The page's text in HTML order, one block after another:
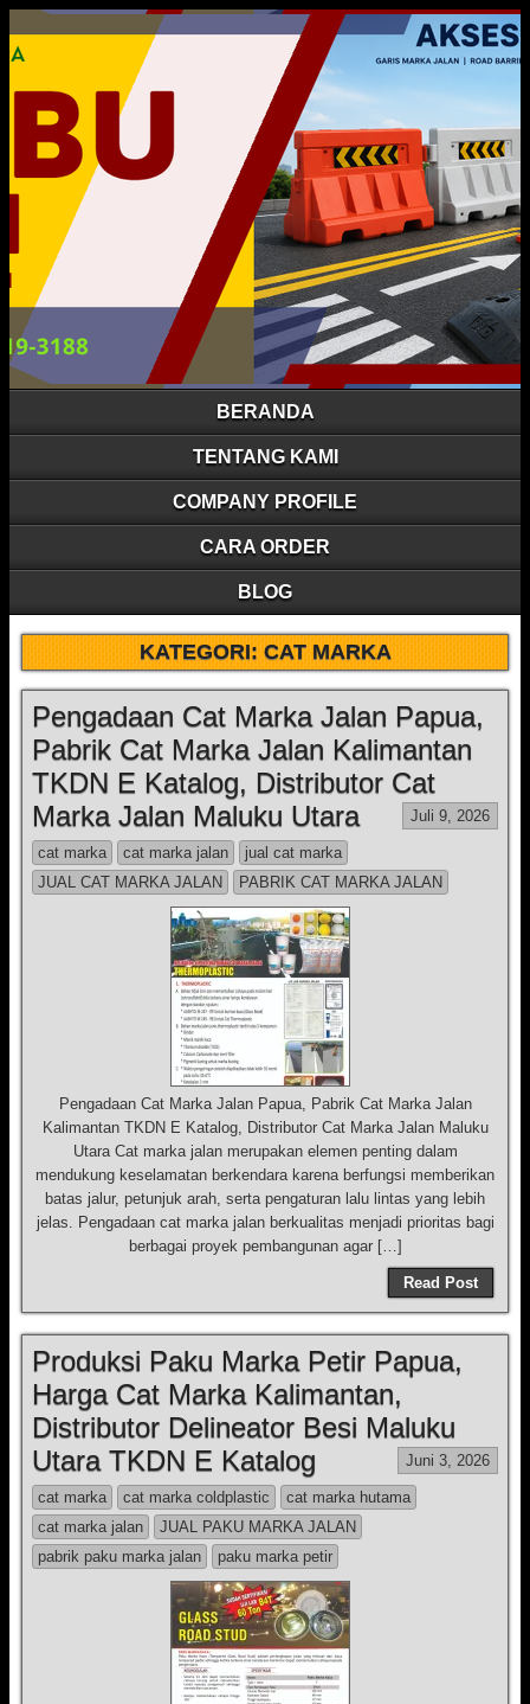
BERANDA
TENTANG KAMI
COMPANY PROFILE
CARA ORDER
BLOG
KATEGORI:CAT MARKA
Pengadaan Cat Marka Jalan Papua,
Pabrik Cat Marka Jalan Kalimantan
TKDN E Katalog, Distributor Cat
Marka Jalan Maluku Utara
Juli 9, 2026
cat marka cat marka jalan
jual cat marka
JUAL CAT MARKA JALAN
PABRIK CAT MARKA JALAN
Pengadaan Cat Marka Jalan Papua, Pabrik Cat Marka Jalan
Kalimantan TKDN E Katalog, Distributor Cat Marka Jalan Maluku
Utara Cat marka jalan merupakan elemen penting dalam
mendukung keselamatan berkendara karena berfungsi memberikan
batas jalur, petunjuk arah, serta pengaturan lalu lintas yang lebih
jelas. Pengadaan cat marka jalan berkualitas menjadi prioritas bagi
berbagai proyek pembangunan agar […]
Read Post
Produksi Paku Marka Petir Papua,
Harga Cat Marka Kalimantan,
Distributor Delineator Besi Maluku
Utara TKDN E Katalog
Juni 3, 2026
cat marka cat marka coldplastic
cat marka hutama
cat marka jalan
JUAL PAKU MARKA JALAN
pabrik paku marka jalan
paku marka petir